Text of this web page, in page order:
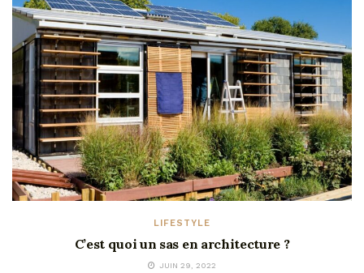
LIFESTYLE
C’est quoi un sas en architecture ?
JUIN 29, 2022